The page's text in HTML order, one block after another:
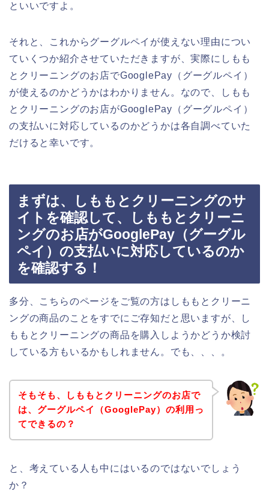
といいですよ。
それと、これからグーグルペイが使えない理由につい
ていくつか紹介させていただきますが、実際にしもも
とクリーニングのお店でGooglePay（グーグルペイ）
が使えるのかどうかはわかりません。なので、しもも
とクリーニングのお店がGooglePay（グーグルペイ）
の支払いに対応しているのかどうかは各自調べていた
だけると幸いです。
まずは、しももとクリーニングのサ
イトを確認して、しももとクリーニ
ングのお店がGooglePay（グーグル
ペイ）の支払いに対応しているのか
を確認する！
多分、こちらのページをご覧の方はしももとクリーニ
ングの商品のことをすでにご存知だと思いますが、し
ももとクリーニングの商品を購入しようかどうか検討
している方もいるかもしれません。でも、、、。
そもそも、しももとクリーニングのお店で
は、グーグルペイ（GooglePay）の利用っ
てできるの？
と、考えている人も中にはいるのではないでしょう
か？